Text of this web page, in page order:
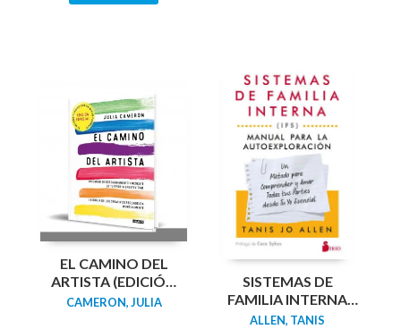
EL CAMINO DEL
ARTISTA (EDICIÓN
ESPECIAL EN TAPA
CAMERON, JULIA
SISTEMAS DE
FAMILIA INTERNA
(IFS): MANUAL PARA
ALLEN, TANIS